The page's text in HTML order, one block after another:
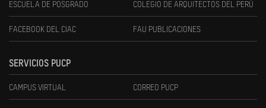
ESCUELA DE POSGRADO COLEGIO DE ARQUITECTOS DEL PERÚ
FACEBOOK DEL CIAC FAU PUBLICACIONES
SERVICIOS PUCP
CAMPUS VIRTUAL CORREO PUCP